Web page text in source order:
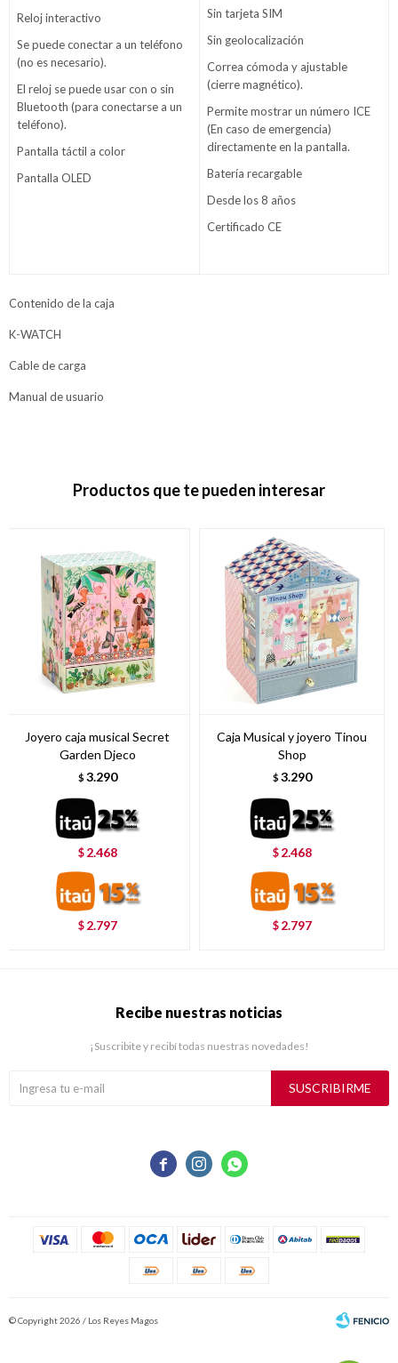
Reloj interactivo
Se puede conectar a un teléfono
(no es necesario).
El reloj se puede usar con o sin
Bluetooth (para conectarse a un
teléfono).
Pantalla táctil a color
Pantalla OLED
Sin tarjeta SIM
Sin geolocalización
Correa cómoda y ajustable
(cierre magnético).
Permite mostrar un número ICE
(En caso de emergencia)
directamente en la pantalla.
Batería recargable
Desde los 8 años
Certificado CE
Contenido de la caja
K-WATCH
Cable de carga
Manual de usuario
Productos que te pueden interesar
Joyero caja musical Secret
Garden Djeco
$ 3.290
$ 2.468
$ 2.797
Caja Musical y joyero Tinou
Shop
$ 3.290
$ 2.468
$ 2.797
  
Recibe nuestras noticias
¡Suscribite y recibí todas nuestras novedades!
SUSCRIBIRME
© Copyright 2026 / Los Reyes Magos